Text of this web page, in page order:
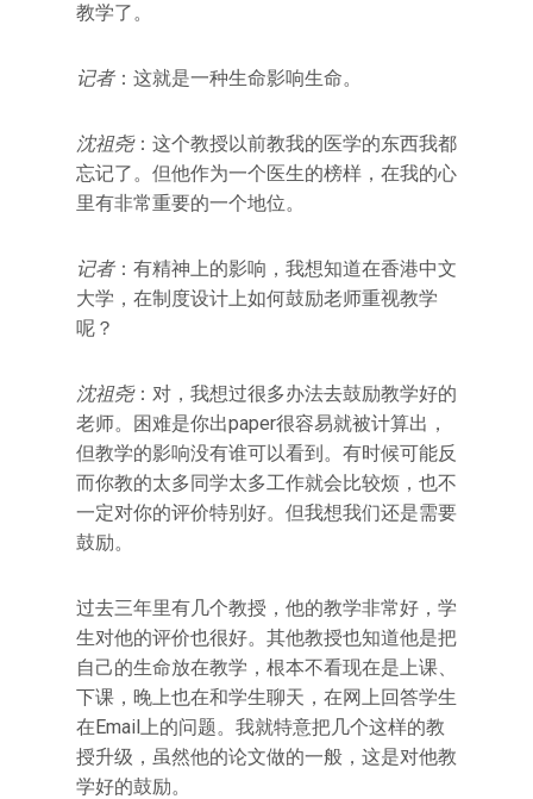
教学了。
记者：这就是一种生命影响生命。
沈祖尧：这个教授以前教我的医学的东西我都
忘记了。但他作为一个医生的榜样，在我的心
里有非常重要的一个地位。
记者：有精神上的影响，我想知道在香港中文
大学，在制度设计上如何鼓励老师重视教学
呢？
沈祖尧：对，我想过很多办法去鼓励教学好的
老师。困难是你出paper很容易就被计算出，
但教学的影响没有谁可以看到。有时候可能反
而你教的太多同学太多工作就会比较烦，也不
一定对你的评价特别好。但我想我们还是需要
鼓励。
过去三年里有几个教授，他的教学非常好，学
生对他的评价也很好。其他教授也知道他是把
自己的生命放在教学，根本不看现在是上课、
下课，晚上也在和学生聊天，在网上回答学生
在Email上的问题。我就特意把几个这样的教
授升级，虽然他的论文做的一般，这是对他教
学好的鼓励。